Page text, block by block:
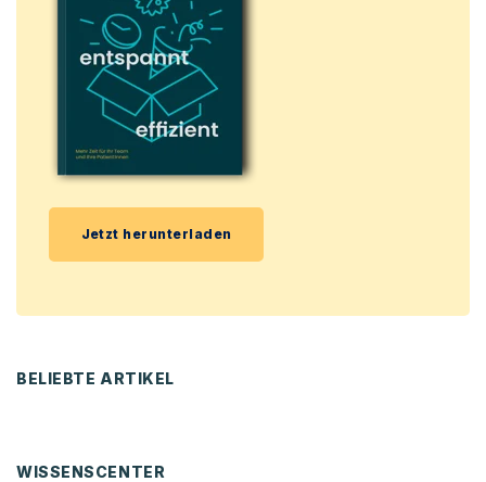
Jetzt herunterladen
BELIEBTE ARTIKEL
WISSENSCENTER